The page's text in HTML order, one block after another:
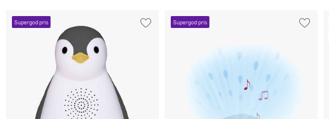
Supergod pris Supergod pris